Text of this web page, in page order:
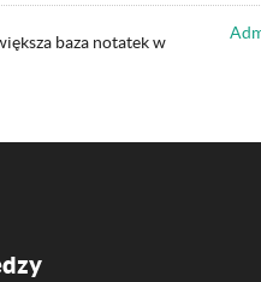
baza notatek w